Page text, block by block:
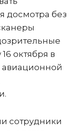
досмотра без
октября в
сотрудники